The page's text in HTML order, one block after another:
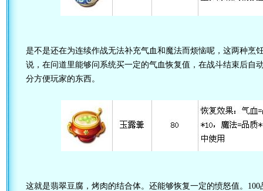
是不是还在为连续作战无法补充气血和魔法而烦恼呢，这两种烹
说，在问道里能够问系统买一定的气血恢复值，在战斗结束后自
分方便玩家的东西。
这就是翡翠豆腐，烤肉的结合体。还能够恢复一定的愤怒值。100